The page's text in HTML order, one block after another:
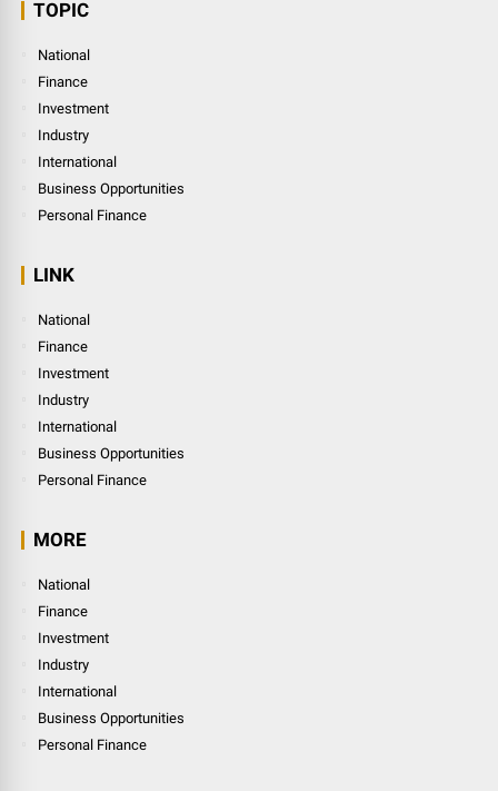
TOPIC
National
Finance
Investment
Industry
International
Business Opportunities
Personal Finance
LINK
National
Finance
Investment
Industry
International
Business Opportunities
Personal Finance
MORE
National
Finance
Investment
Industry
International
Business Opportunities
Personal Finance